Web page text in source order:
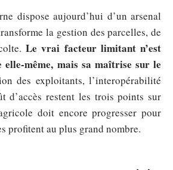
dispose aujourd’hui d’un arsenal
la gestion des parcelles, de
Le vrai facteur limitant n’est
elle-même, mais sa maîtrise sur le
des exploitants, l’interopérabilité
d’accès restent les trois points sur
doit encore progresser pour
profitent au plus grand nombre.